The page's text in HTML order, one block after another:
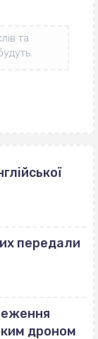
передали
дроном